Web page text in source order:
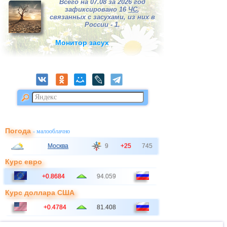
Всего на 07.08 за 2026 год
зафиксировано 16ЧС,
связанных с засухами, из них в
России - 1.
Монитор засух
Погода- малооблачно
Москва 9 +25 745
Курс евро
+0.8684 94.059
Курс доллара США
+0.4784 81.408